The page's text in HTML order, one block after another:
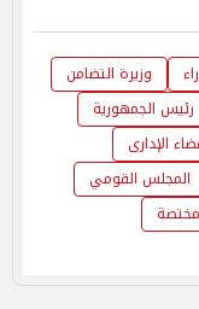
وزيرة التضامن
رئيس الجمهورية
الإدارى
المجلس القومي